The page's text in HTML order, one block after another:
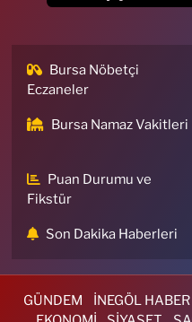
Bursa Nöbetçi
Eczaneler
Bursa Namaz Vakitleri
Puan Durumu ve
Fikstür
Son Dakika Haberleri
GÜNDEM İNEGÖL HABER